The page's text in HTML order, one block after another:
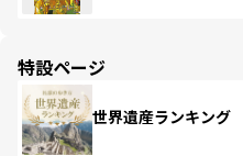
特設ページ
世界遺産ランキング